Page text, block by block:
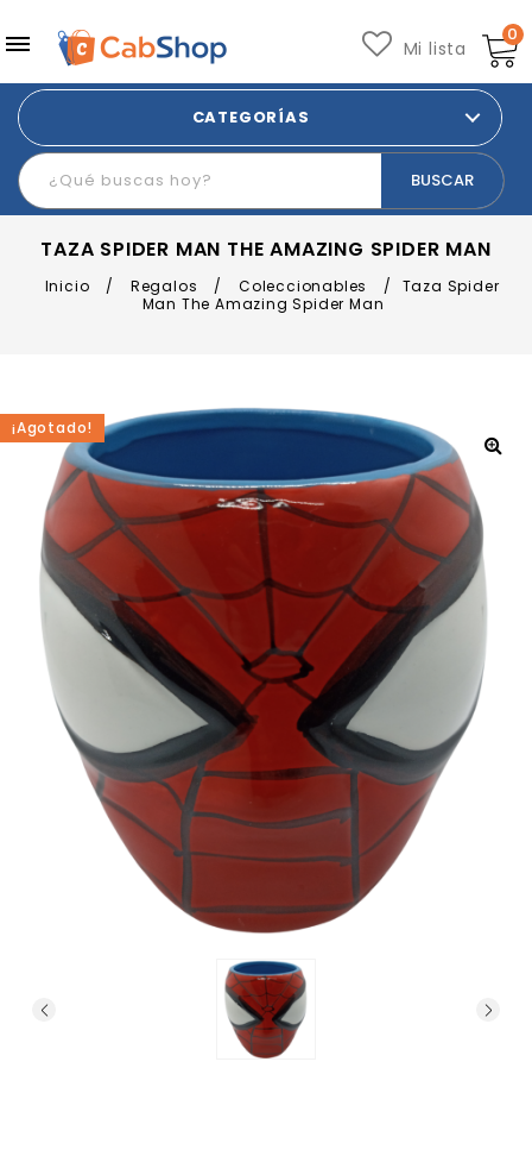
0
Mi lista
CATEGORÍAS
TAZA SPIDER MAN THE AMAZING SPIDER MAN
Inicio / Regalos / Coleccionables /
Taza Spider
Man The Amazing Spider Man
¡Agotado!